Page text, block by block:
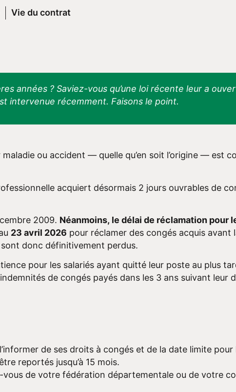
Vie du contrat
années ? Saviez-vous qu’une loi récente leur a
intervenue récemment. Faisons le point.
ou accident — quelle qu’en soit l’origine — est
acquiert désormais 2 jours ouvrables de
2009. Néanmoins, le délai de réclamation pour
23 avril 2026 pour réclamer des congés acquis
donc définitivement perdus.
pour les salariés ayant quitté leur poste au plus
de congés payés dans les 3 ans suivant leur
de ses droits à congés et de la date limite pour
reportés jusqu’à 15 mois.
de votre fédération départementale ou de votre